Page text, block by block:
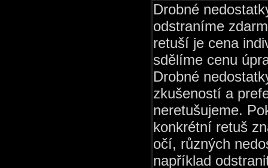
Drobné
odstraníme
retuší je cena
sdělíme cenu
Drobné
zkušeností a
neretušujeme.
konkrétní retuš
očí, různých
například